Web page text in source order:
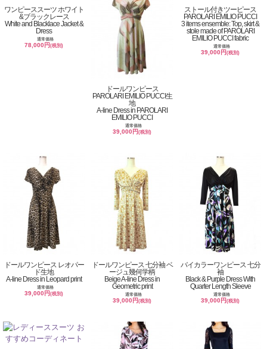
ワンピーススーツ ホワイト
&ブラックレース
White and Blacklace Jacket &
Dress
通常価格
78,000円(税別)
ドールワンピース
PAROLARI EMILIO PUCCI生
地
A-line Dress in PAROLARI
EMILIO PUCCI
通常価格
39,000円(税別)
ストール付きツーピース
PAROLARI EMILIO PUCCI
3 items ensemble: Top, skirt &
stole made of PAROLARI
EMILIO PUCCI fabric
通常価格
39,000円(税別)
ドールワンピース レオパー
ド生地
A-line Dress in Leopard print
通常価格
39,000円(税別)
ドールワンピース 七分袖 ベ
ージュ幾何学柄
Beige A-line Dress in
Geometric print
通常価格
39,000円(税別)
バイカラーワンピース 七分
袖
Black & Purple Dress With
Quarter Length Sleeve
通常価格
39,000円(税別)